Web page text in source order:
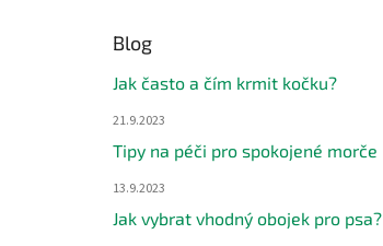
Blog
Jak často a čím krmit kočku?
21.9.2023
Tipy na péči pro spokojené morče
13.9.2023
Jak vybrat vhodný obojek pro psa?